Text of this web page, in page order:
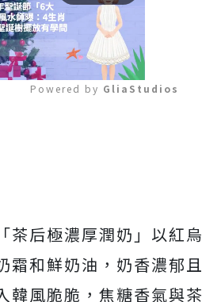
Powered by GliaStudios
茶后極濃厚潤奶」以紅烏
霜和鮮奶油，奶香濃郁且
韓風脆脆，焦糖香氣與茶